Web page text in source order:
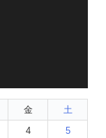
金
土
4
5